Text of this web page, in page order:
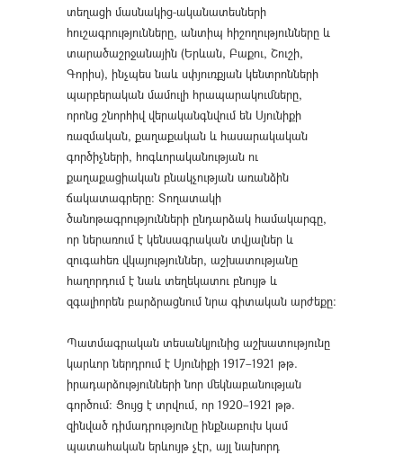
տեղացի մասնակից-ականատեսների
հուշագրությունները, անտիպ հիշողությունները և
տարածաշրջանային (Երևան, Բաքու, Շուշի,
Գորիս), ինչպես նաև սփյուռքյան կենտրոնների
պարբերական մամուլի հրապարակումները,
որոնց շնորհիվ վերականգնվում են Սյունիքի
ռազմական, քաղաքական և հասարակական
գործիչների, հոգևորականության ու
քաղաքացիական բնակչության առանձին
ճակատագրերը։ Տողատակի
ծանոթագրությունների ընդարձակ համակարգը,
որ ներառում է կենսագրական տվյալներ և
զուգահեռ վկայություններ, աշխատությանը
հաղորդում է նաև տեղեկատու բնույթ և
զգալիորեն բարձրացնում նրա գիտական արժեքը։
Պատմագրական տեսանկյունից աշխատությունը
կարևոր ներդրում է Սյունիքի 1917–1921 թթ.
իրադարձությունների նոր մեկնաբանության
գործում։ Ցույց է տրվում, որ 1920–1921 թթ.
զինված դիմադրությունը ինքնաբուխ կամ
պատահական երևույթ չէր, այլ նախորդ